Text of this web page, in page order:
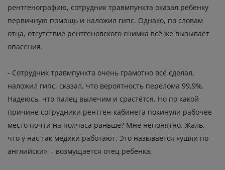
рентгенографию, сотрудник травмпункта оказал ребенку
первичную помощь и наложил гипс. Однако, по словам
отца, отсутствие рентгеновского снимка всё же вызывает
опасения.
- Сотрудник травмпункта очень грамотно всё сделал,
наложил гипс, сказал, что вероятность перелома 99,9%.
Надеюсь, что палец вылечим и срастётся. Но по какой
причине сотрудники рентген-кабинета покинули рабочее
место почти на полчаса раньше? Мне непонятно. Жаль,
что у нас так медики работают. Это называется «ушли по-
английски», - возмущается отец ребенка.